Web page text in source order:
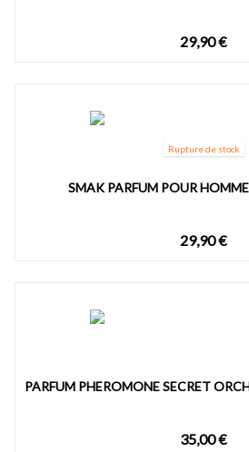
29,90 €
Rupture de stock
SMAK PARFUM POUR
29,90 €
PARFUM PHEROMONE SECRET
35,00 €